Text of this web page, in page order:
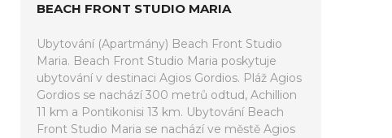
BEACH FRONT STUDIO MARIA
Ubytování (Apartmány) Beach Front Studio
Maria. Beach Front Studio Maria poskytuje
ubytování v destinaci Agios Gordios. Pláž Agios
Gordios se nachází 300 metrů odtud, Achillion
11 km a Pontikonisi 13 km. Ubytování Beach
Front Studio Maria se nachází ve městě Agios